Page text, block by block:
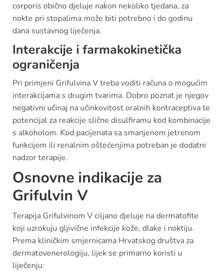
corporis obično djeluje nakon nekoliko tjedana, za
nokte pri stopalima može biti potrebno i do godinu
dana sustavnog liječenja.
Interakcije i farmakokinetička
ograničenja
Pri primjeni Grifulvina V treba voditi računa o mogućim
interakcijama s drugim tvarima. Dobro poznat je njegov
negativni učinaj na učinkovitost oralnih kontraceptiva te
potencijal za reakcije slične disulfiramu kod kombinacije
s alkoholom. Kod pacijenata sa smanjenom jetrenom
funkcijom ili renalnim oštećenjima potreban je dodatni
nadzor terapije.
Osnovne indikacije za
Grifulvin V
Terapija Grifulvinom V ciljano djeluje na dermatofite
koji uzrokuju gljivične infekcije kože, dlake i noktiju.
Prema kliničkim smjernicama Hrvatskog društva za
dermatovenerologiju, lijek se primarno koristi u
liječenju: